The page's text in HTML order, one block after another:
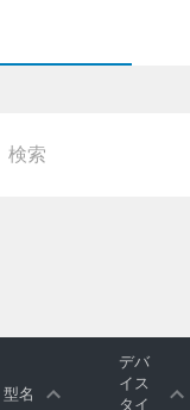
型名
デバ
イス
タイ